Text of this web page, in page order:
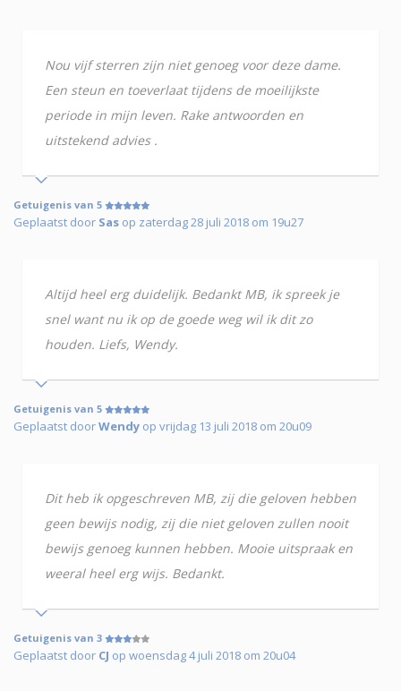
Nou vijf sterren zijn niet genoeg voor deze dame.
Een steun en toeverlaat tijdens de moeilijkste
periode in mijn leven. Rake antwoorden en
uitstekend advies .
Getuigenis van 5
Geplaatst door Sas op zaterdag 28 juli 2018 om 19u27
Altijd heel erg duidelijk. Bedankt MB, ik spreek je
snel want nu ik op de goede weg wil ik dit zo
houden. Liefs, Wendy.
Getuigenis van 5
Geplaatst doorWendy op vrijdag 13 juli 2018 om 20u09
Dit heb ik opgeschreven MB, zij die geloven hebben
geen bewijs nodig, zij die niet geloven zullen nooit
bewijs genoeg kunnen hebben. Mooie uitspraak en
weeral heel erg wijs. Bedankt.
Getuigenis van 3
Geplaatst door CJ op woensdag 4 juli 2018 om 20u04